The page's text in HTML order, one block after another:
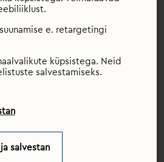
teid terve elu.
e. retargetingi
küpsistega. Neid
salvestamiseks.
salvestan